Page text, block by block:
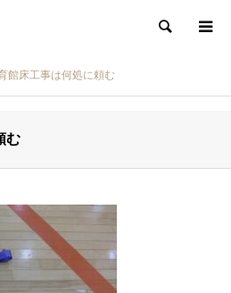
検索
館床工事は何処に頼む
む